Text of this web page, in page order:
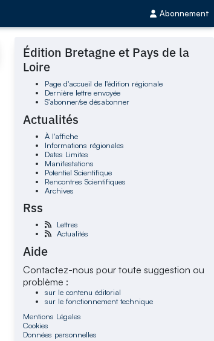
Abonnement
Édition Bretagne et Pays de la
Loire
Page d'accueil de l'édition régionale
Dernière lettre envoyée
S'abonner/se désabonner
Actualités
À l'affiche
Informations régionales
Dates Limites
Manifestations
Potentiel Scientifique
Rencontres Scientifiques
Archives
Rss
Lettres
Actualités
Aide
Contactez-nous pour toute suggestion ou
problème :
sur le contenu éditorial
sur le fonctionnement technique
Mentions Légales
Cookies
Données personnelles